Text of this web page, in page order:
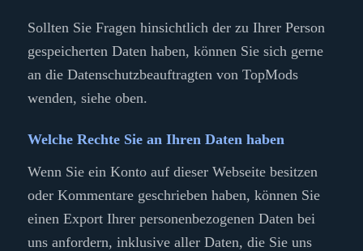
Sollten Sie Fragen hinsichtlich der zu Ihrer Person
gespeicherten Daten haben, können Sie sich gerne
an die Datenschutzbeauftragten von TopMods
wenden, siehe oben.
Welche Rechte Sie an Ihren Daten haben
Wenn Sie ein Konto auf dieser Webseite besitzen
oder Kommentare geschrieben haben, können Sie
einen Export Ihrer personenbezogenen Daten bei
uns anfordern, inklusive aller Daten, die Sie uns